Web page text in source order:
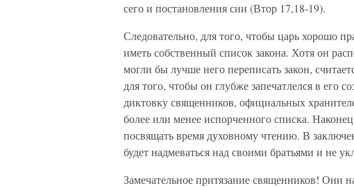
сего и постановления сии (Втор 17,18-19).
Следовательно, для того, чтобы царь хорошо
иметь собственный список закона. Хотя он
могли бы лучше него переписать закон,
для того, чтобы он глубже запечатлелся в его
диктовку священников, официальных
более или менее испорченного списка.
посвящать время духовному чтению. В
будет надмеваться над своими братьями и не
Замечательное притязание священников! Они